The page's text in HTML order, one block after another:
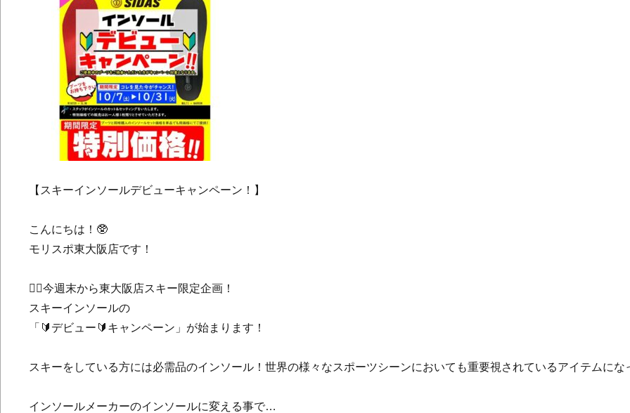
【スキーインソールデビューキャンペーン！】
こんにちは！🥸
モリスポ東大阪店です！
👉🏻今週末から東大阪店スキー限定企画！
スキーインソールの
「🔰デビュー🔰キャンペーン」が始まります！
スキーをしている方には必需品のインソール！世界の様々なスポーツシーンにおいても重要視されているアイテムにな
インソールメーカーのインソールに変える事で…